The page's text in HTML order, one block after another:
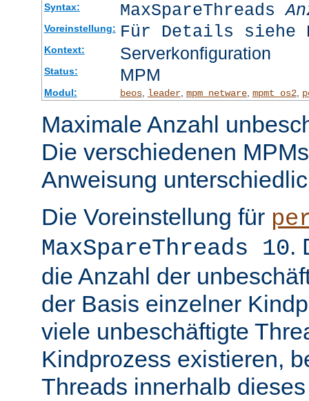
Syntax: MaxSpareThreads
Voreinstellung: Für Details siehe
Kontext: Serverkonfiguration
Status: MPM
Modul: beos, leader, mpm_netware, mpmt_os2,
Maximale Anzahl
Die verschiedenen
Anweisung
Die Voreinstellung für
MaxSpareThreads 10.
die Anzahl der
der Basis einzelner
viele unbeschäftigte
Kindprozess existieren,
Threads innerhalb